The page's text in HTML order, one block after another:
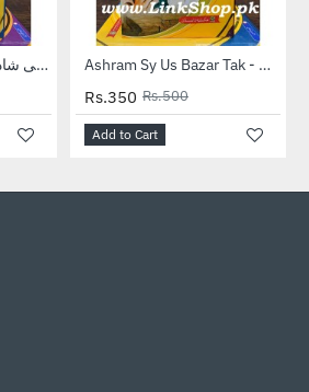
-29%Aik Raat Ki Shadi - ایک رات کی شادی -30%
Ashram Sy Us Bazar Tak - آشرم سے اس بازار تک
Rs.350 Rs.500
Add to Cart